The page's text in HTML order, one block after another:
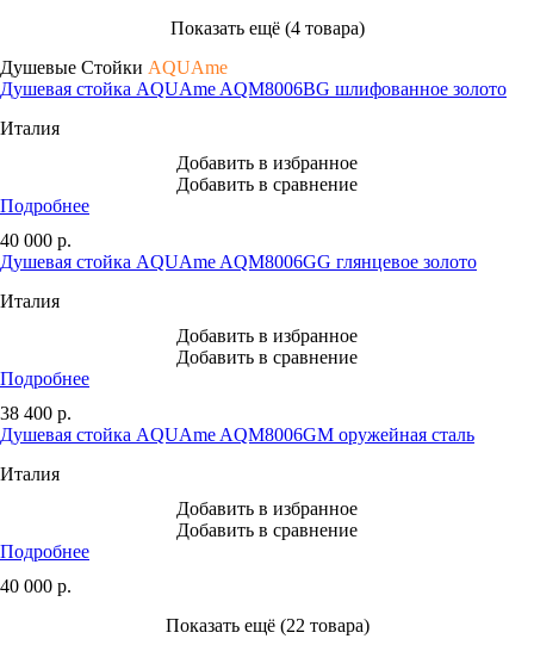
Показать ещё (4 товара)
Душевые Стойки AQUAme
Душевая стойка AQUAme AQM8006BG шлифованное золото
Италия
Добавить в избранное
Добавить в сравнение
Подробнее
40 000 р.
Душевая стойка AQUAme AQM8006GG глянцевое золото
Италия
Добавить в избранное
Добавить в сравнение
Подробнее
38 400 р.
Душевая стойка AQUAme AQM8006GM оружейная сталь
Италия
Добавить в избранное
Добавить в сравнение
Подробнее
40 000 р.
Показать ещё (22 товара)